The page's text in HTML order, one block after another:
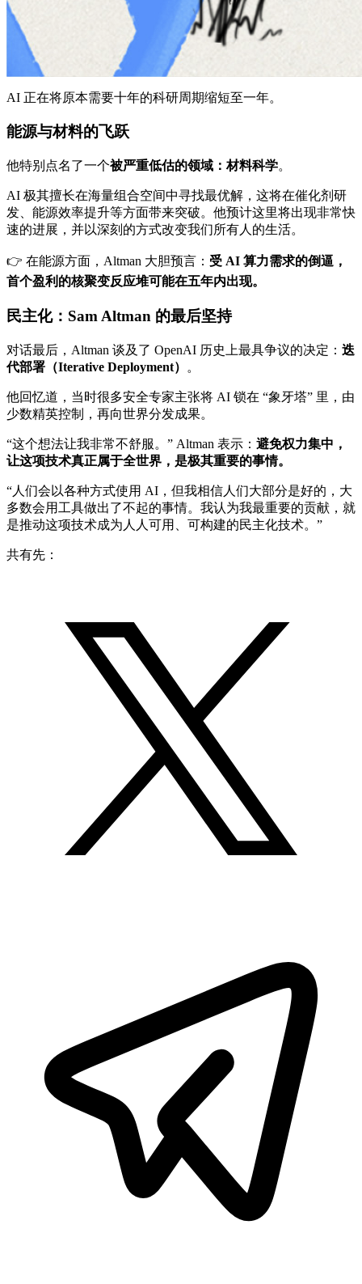
AI 正在将原本需要十年的科研周期缩短至一年。
能源与材料的飞跃
他特别点名了一个被严重低估的领域：材料科学。
AI 极其擅长在海量组合空间中寻找最优解，这将在催化剂研
发、能源效率提升等方面带来突破。他预计这里将出现非常快
速的进展，并以深刻的方式改变我们所有人的生活。
👉 在能源方面，Altman 大胆预言： 受 AI 算力需求的倒逼，
首个盈利的核聚变反应堆可能在五年内出现。
民主化：Sam Altman 的最后坚持
对话最后，Altman 谈及了 OpenAI 历史上最具争议的决定： 迭
代部署（Iterative Deployment）
。
他回忆道，当时很多安全专家主张将 AI 锁在 “象牙塔” 里，由
少数精英控制，再向世界分发成果。
“这个想法让我非常不舒服。” Altman 表示： 避免权力集中，
让这项技术真正属于全世界，是极其重要的事情。
“人们会以各种方式使用 AI，但我相信人们大部分是好的，大
多数会用工具做出了不起的事情。我认为我最重要的贡献，就
是推动这项技术成为人人可用、可构建的民主化技术。”
共有先：